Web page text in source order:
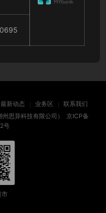
最新动态 业务区
联系我们
州思异科技有限公司） 京ICP备
号
市